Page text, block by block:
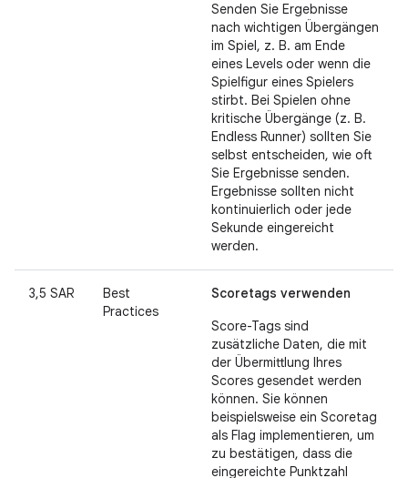
Senden Sie Ergebnisse
nach wichtigen Übergängen
im Spiel, z. B. am Ende
eines Levels oder wenn die
Spielfigur eines Spielers
stirbt. Bei Spielen ohne
kritische Übergänge (z. B.
Endless Runner) sollten Sie
selbst entscheiden, wie oft
Sie Ergebnisse senden.
Ergebnisse sollten nicht
kontinuierlich oder jede
Sekunde eingereicht
werden.
3,5 SAR
Best
Practices
Scoretags verwenden
Score-Tags sind
zusätzliche Daten, die mit
der Übermittlung Ihres
Scores gesendet werden
können. Sie können
beispielsweise ein Scoretag
als Flag implementieren, um
zu bestätigen, dass die
eingereichte Punktzahl